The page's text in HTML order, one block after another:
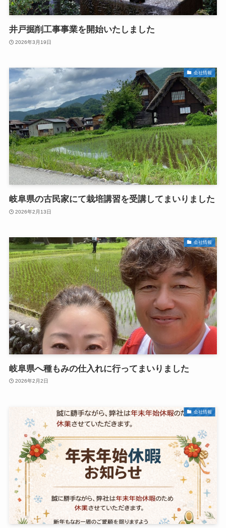
井戸掘削工事事業を開始いたしました
2026年3月19日
会社情報
岐阜県の古民家にて栽培講習を受講してまいりました
2026年2月13日
会社情報
岐阜県へ種もみの仕入れに行ってまいりました
2026年2月2日
会社情報